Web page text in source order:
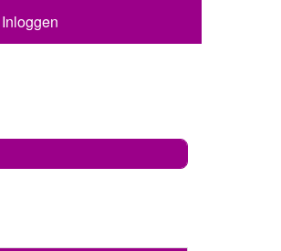
Inloggen